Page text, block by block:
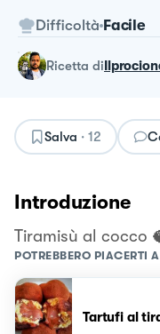
Difficoltà Facile
ricetta di
Salva · 12
Introduzione
Tiramisù al cocco
POTREBBERO PIACERTI
Tartufi al